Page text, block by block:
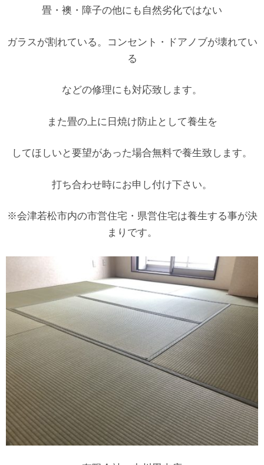
畳・襖・障子の他にも自然劣化ではない
ガラスが割れている。コンセント・ドアノブが壊れてい
る
などの修理にも対応致します。
また畳の上に日焼け防止として養生を
してほしいと要望があった場合無料で養生致します。
打ち合わせ時にお申し付け下さい。
※会津若松市内の市営住宅・県営住宅は養生する事が決
まりです。